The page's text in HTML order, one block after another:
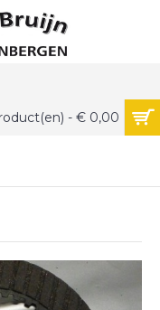
0 product(en) - € 0,00